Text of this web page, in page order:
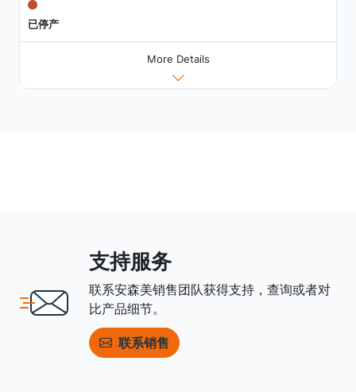
已停产
More Details
支持服务
联系安森美销售团队获得支持，查询或者对
比产品细节。
联系销售